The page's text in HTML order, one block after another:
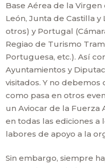
Base Aérea de la
León, Junta de Castilla y
otros) y Portugal
Regiao de Turismo
Portuguesa, etc.). Así
Ayuntamientos y
visitados. Y no debemos
como pasa en otros
un Aviocar de la Fuerza
en todas las ediciones a
labores de apoyo a la
Sin embargo, siempre